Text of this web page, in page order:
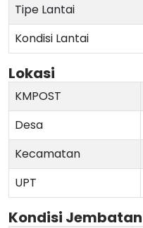
Tipe Lantai
Kondisi Lantai
Lokasi
KMPOST
Desa
Kecamatan
UPT
Kondisi Jembatan